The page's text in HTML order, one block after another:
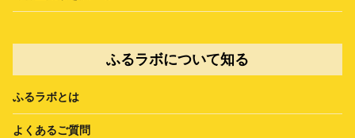
ふるラボについて知る
ふるラボとは
よくあるご質問